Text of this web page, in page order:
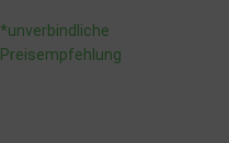
*unverbindliche
Preisempfehlung